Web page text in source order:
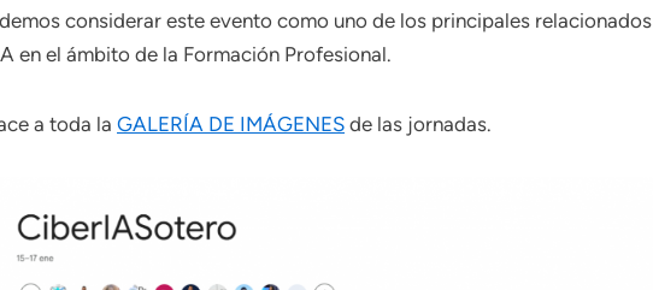
considerar este evento como uno de los principales relacionados
en el ámbito de la Formación Profesional.
a toda la GALERÍA DE IMÁGENES de las jornadas.